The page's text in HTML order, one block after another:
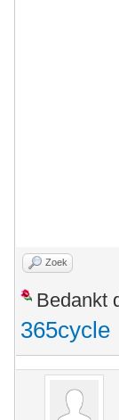
Zoek
Bedankt
365cycle